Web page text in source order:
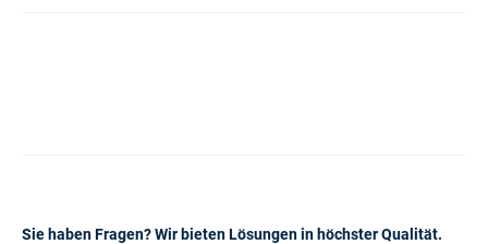
Sie haben Fragen? Wir bieten Lösungen in höchster Qualität.